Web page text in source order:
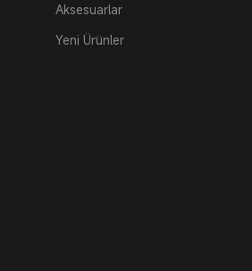
Aksesuarlar
Yeni Ürünler